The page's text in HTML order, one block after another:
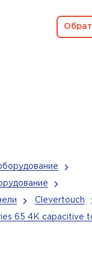
Clevertouch
65 4K capacitive